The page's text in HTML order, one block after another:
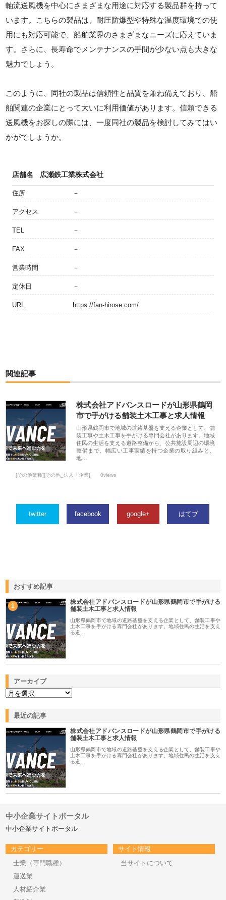
軸流送風機を中心にさまざまな用途に対応する製品群を持って
います。こちらの製品は、耐圧防爆型や特殊な温度環境での使
用にも対応可能で、船舶業界のさまざまなニーズに応えていま
す。さらに、長寿命でメンテナンスの手間が少ない点も大きな
魅力でしょう。
このように、同社の製品は信頼性と品質を兼ね備えており、船
舶関連の企業にとって大いに利用価値があります。信頼できる
送風機をお探しの際には、一度同社の製品を検討してみてはい
かがでしょうか。
店舗名 広瀬鉄工業株式会社
住所 －
アクセス －
TEL －
FAX －
営業時間 －
定休日 －
URL https://fan-hirose.com/
関連記事
株式会社アドバンスロードが山形県鶴岡
市で手がける舗装土木工事と求人情報
山形県鶴岡市で地域の道路基盤を支える企業として、舗
装工事や土木工事を手がける専門会社があります。地域
住民の生活を支える道路整備から、公共施設周辺の環境
整備まで、幅広い工事実績を持つ企業の取り組みと、
地…
[その他業種][その他_法人・企業] 0views
twitter facebook google+ はてブ
おすすめ記事
1
株式会社アドバンスロードが山形県鶴岡市で手がける
舗装土木工事と求人情報
山形県鶴岡市で地域の道路基盤を支える企業として、舗装工事や
土木工事を手がける専門会社があります。地域住民の生活を支え
る道…
アーカイブ
最近の記事
株式会社アドバンスロードが山形県鶴岡市で手がける
舗装土木工事と求人情報
山形県鶴岡市で地域の道路基盤を支える企業として、舗装工事や
土木工事を手がける専門会社があります。地域住民の生活を支え
る道…
中小企業サイトポータル
中小企業サイトポータル
カテゴリー
士業（専門職種）
運送業
人材紹介業
サイト情報
当サイトについて